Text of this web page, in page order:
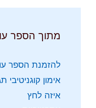
מתוך הספר
להזמנת הספר
אימון קוגניטיבי
איזה לחץ